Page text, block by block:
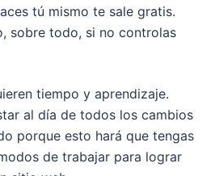
tú mismo te sale gratis.
sobre todo, si no controlas
tiempo y aprendizaje.
al día de todos los cambios
porque esto hará que tengas
de trabajar para lograr